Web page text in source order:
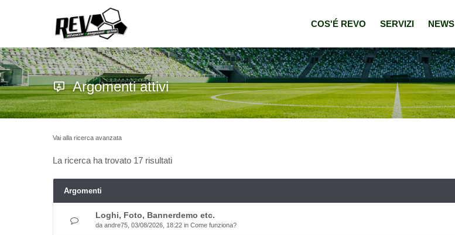
COS'É REVO SERVIZI NEWS
Argomenti attivi
Vai alla ricerca avanzata
La ricerca ha trovato 17 risultati
Argomenti
Loghi, Foto, Bannerdemo etc.
da andre75 , 03/08/2026, 18:22 in Come funziona?